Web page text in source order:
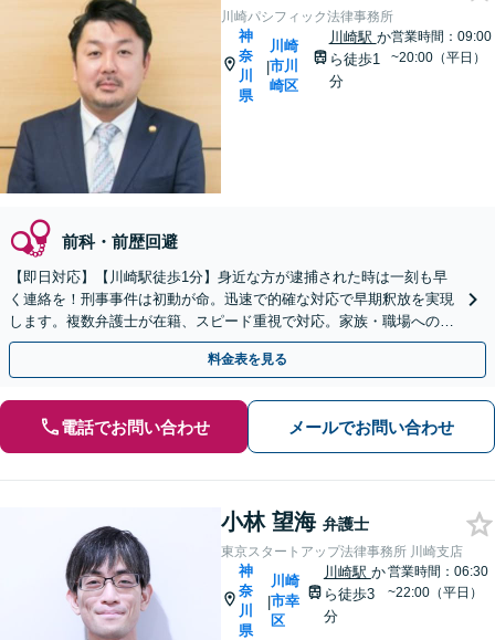
川崎パシフィック法律事務所
神
奈
川
県
|
川崎
市川
崎区
川崎駅 か
ら徒歩1
分
営業時間：09:00
~20:00（平日）
前科・前歴回避
【即日対応】【川崎駅徒歩1分】身近な方が逮捕された時は一刻も早
く連絡を！刑事事件は初動が命。迅速で的確な対応で早期釈放を実現
します。複数弁護士が在籍、スピード重視で対応。家族・職場への影
響に配慮しつつ、刑事事件の最良な解決を目指します。
料金表を見る
電話でお問い合わせ メールでお問い合わせ
小林 望海 弁護士
東京スタートアップ法律事務所 川崎支店
神
奈
川
県
|
川崎
市幸
区
川崎駅 か
ら徒歩3
分
営業時間：06:30
~22:00（平日）